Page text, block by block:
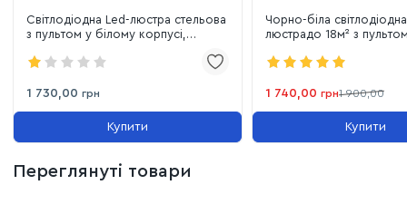
Світлодіодна Led-люстра стельова
з пультом у білому корпусі,
1 730,00 грн
Купити
Чорно-біла
люстрадо 18м² з
3color)
1 740,00 грн1 900,00
Купити
Переглянуті товари